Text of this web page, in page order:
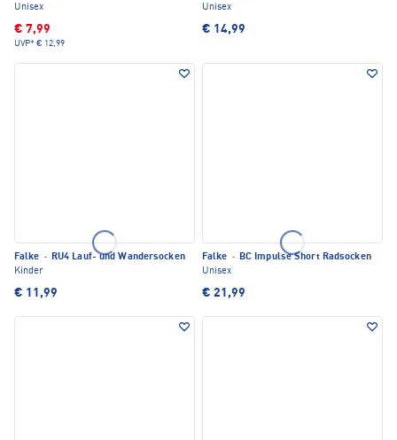
Unisex
€ 7,99
UVP* € 12,99
Unisex
€ 14,99
Falke · RU4 Lauf- und Wandersocken
Kinder
€ 11,99
Falke · BC Impulse Short Radsocken
Unisex
€ 21,99